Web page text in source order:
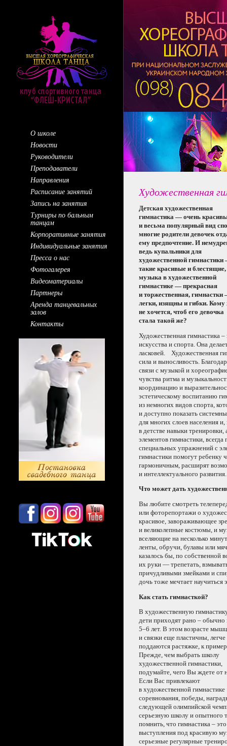
О школе
Новости
Руководители
Преподаватели
Направления
Расписание занятий
Запись на занятия
Турниры по бальным
танцам
Корпоративные занятия
Индивидуальные занятия
Пресса о нас
Фотогалерея
Видеоматериалы
Партнеры
Аренда танцевальных
залов
Контакты
Художественная
Детская художественная
гимнастика — очень
и весьма популярный вид
многие родители девочек
ему предпочтение. И
ведь купальники для
художественной гимнастики
такие красивые и блестящие,
музыка в художественной
гимнастике — прекрасная
и торжественная, гимнастки
легки, изящны и гибки. Кому
не хочется, чтоб его девочка
стала такой же?
Художественная гимнастика
искусства и спорта. Она
ласковей. Художественная
сила и выносливость.
связи с музыкой и
чувства ритма и
координацию и
эстетическому воспитанию
из немногих видов спорта,
и доступно показать
для многих слоев населения
в детстве навыки тренировки,
элементов гимнастики, всегда
специальных упражнений с
гимнастики помогут ребенку
гармоничным, расширят
и интеллектуального развития.
Что может дать
Вы любите смотреть
или фоторепортажи о
красивое, завораживающее
и великолепные костюмы, и
вселяющие на несколько
ленты, обручи, булавы или
казалось бы, по собственной
их руки — трепетать,
причудливыми змейками и
дочь тоже мечтает научиться
Как стать гимнасткой?
В художественную
дети приходят рано – обычно
5–6 лет. В этом возрасте
и связки еще пластичны, легче
поддаются растяжке, к
Прежде, чем выбрать школу
художественной гимнастики,
подумайте, чего Вы ждете от
Если Вас привлекают
в художественной гимнастике
соревнования, победы,
следующей олимпийской
серьезную школу и опытного
помнить, что гимнастика –
выступления под красивую
серьезные регулярные